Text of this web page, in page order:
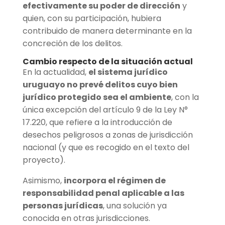
efectivamente su poder de dirección y
quien, con su participación, hubiera
contribuido de manera determinante en la
concreción de los delitos.
Cambio respecto de la situación actual
En la actualidad, el sistema jurídico
uruguayo no prevé delitos cuyo bien
jurídico protegido sea el ambiente, con la
única excepción del artículo 9 de la Ley N°
17.220, que refiere a la introducción de
desechos peligrosos a zonas de jurisdicción
nacional (y que es recogido en el texto del
proyecto).
Asimismo, incorpora el régimen de
responsabilidad penal aplicable a las
personas jurídicas, una solución ya
conocida en otras jurisdicciones.